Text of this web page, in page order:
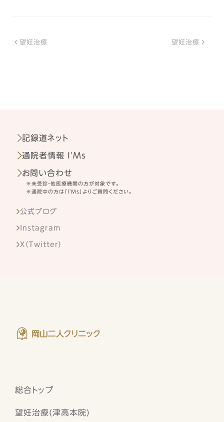
望妊治療 望妊治療
記録道ネット
通院者情報 I'Ms
お問い合わせ
※未受診・他医療機関の方が対象です。
※通院中の方は「I'Ms」よりご質問ください。
公式ブログ
Instagram
X（Twitter）
総合トップ
望妊治療(津高本院)